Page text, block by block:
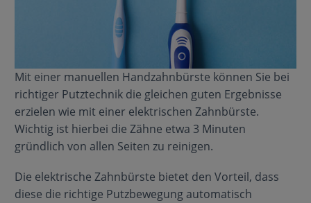
Mit einer manuellen Handzahnbürste können Sie bei
richtiger Putztechnik die gleichen guten Ergebnisse
erzielen wie mit einer elektrischen Zahnbürste.
Wichtig ist hierbei die Zähne etwa 3 Minuten
gründlich von allen Seiten zu reinigen.
Die elektrische Zahnbürste bietet den Vorteil, dass
diese die richtige Putzbewegung automatisch